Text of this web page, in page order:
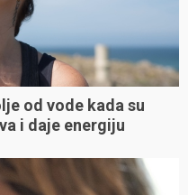
od vode kada su
i daje energiju